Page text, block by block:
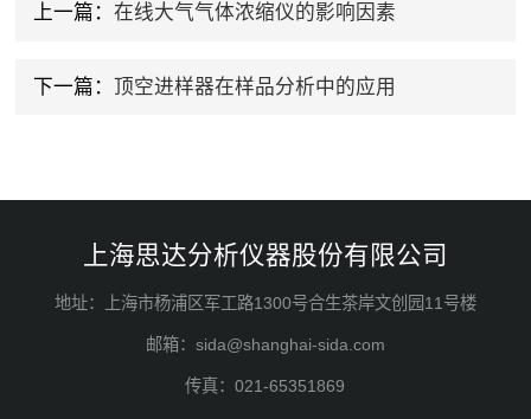
上一篇： 在线大气气体浓缩仪的影响因素
下一篇： 顶空进样器在样品分析中的应用
上海思达分析仪器股份有限公司
地址：上海市杨浦区军工路1300号合生茶岸文创园11号楼
邮箱：sida@shanghai-sida.com
传真：021-65351869